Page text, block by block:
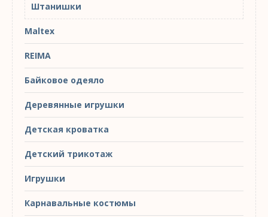
Штанишки
Maltex
REIMA
Байковое одеяло
Деревянные игрушки
Детская кроватка
Детский трикотаж
Игрушки
Карнавальные костюмы